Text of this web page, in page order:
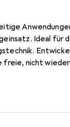
Ideal für
freie, nicht